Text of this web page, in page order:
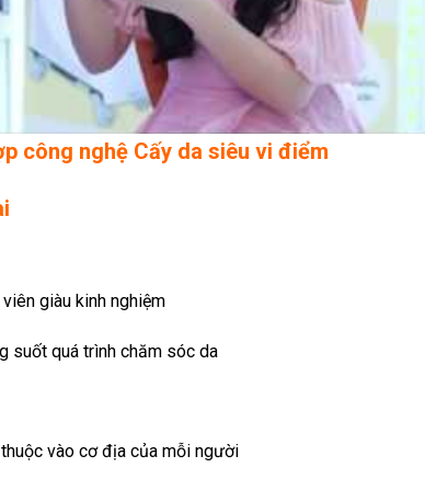
công nghệ Cấy da siêu vi điểm
giàu kinh nghiệm
suốt quá trình chăm sóc da
vào cơ địa của mỗi người